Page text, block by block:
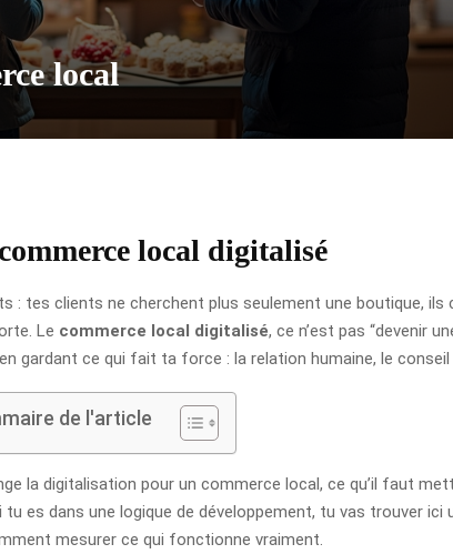
local
local digitalisé
tes clients ne cherchent plus seulement une boutique, ils
Le commerce local digitalisé, ce n’est pas “devenir
gardant ce qui fait ta force : la relation humaine, le conseil
de l'article
la digitalisation pour un commerce local, ce qu’il faut
es dans une logique de développement, tu vas trouver ici
mesurer ce qui fonctionne vraiment.